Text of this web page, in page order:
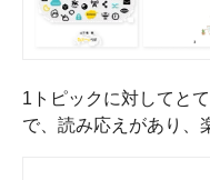
1トピックに対してと
で、読み応えがあり、